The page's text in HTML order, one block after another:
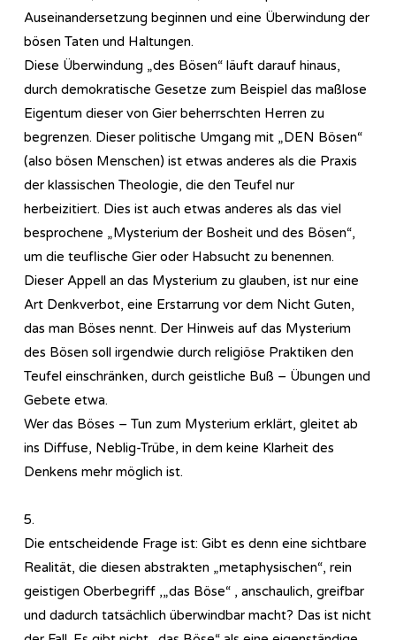
Auseinandersetzung beginnen und eine Überwindung der
bösen Taten und Haltungen.
Diese Überwindung „des Bösen“ läuft darauf hinaus,
durch demokratische Gesetze zum Beispiel das maßlose
Eigentum dieser von Gier beherrschten Herren zu
begrenzen. Dieser politische Umgang mit „DEN Bösen“
(also bösen Menschen) ist etwas anderes als die Praxis
der klassischen Theologie, die den Teufel nur
herbeizitiert. Dies ist auch etwas anderes als das viel
besprochene „Mysterium der Bosheit und des Bösen“,
um die teuflische Gier oder Habsucht zu benennen.
Dieser Appell an das Mysterium zu glauben, ist nur eine
Art Denkverbot, eine Erstarrung vor dem Nicht Guten,
das man Böses nennt. Der Hinweis auf das Mysterium
des Bösen soll irgendwie durch religiöse Praktiken den
Teufel einschränken, durch geistliche Buß – Übungen und
Gebete etwa.
Wer das Böses – Tun zum Mysterium erklärt, gleitet ab
ins Diffuse, Neblig-Trübe, in dem keine Klarheit des
Denkens mehr möglich ist.
5.
Die entscheidende Frage ist: Gibt es denn eine sichtbare
Realität, die diesen abstrakten „metaphysischen“, rein
geistigen Oberbegriff ,„das Böse“ , anschaulich, greifbar
und dadurch tatsächlich überwindbar macht? Das ist nicht